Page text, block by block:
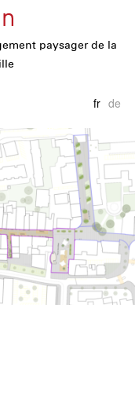
paysager de la
fr de